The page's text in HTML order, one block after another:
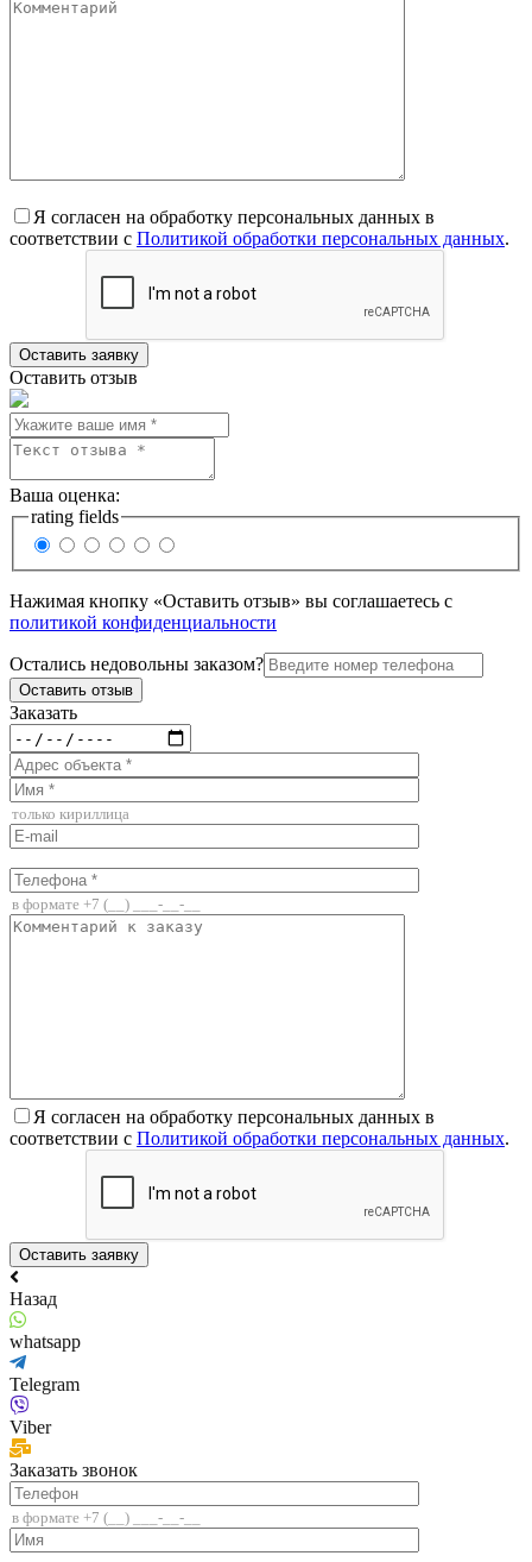
Я согласен на обработку персональных данных в
соответствии с Политикой обработки персональных данных.
Оставить отзыв
Ваша оценка:
rating fields
Нажимая кнопку «Оставить отзыв» вы соглашаетесь с
политикой конфиденциальности
Остались недовольны заказом?
Заказать
Я согласен на обработку персональных данных в
соответствии с Политикой обработки персональных данных.
Назад
whatsapp
Telegram
Viber
Заказать звонок